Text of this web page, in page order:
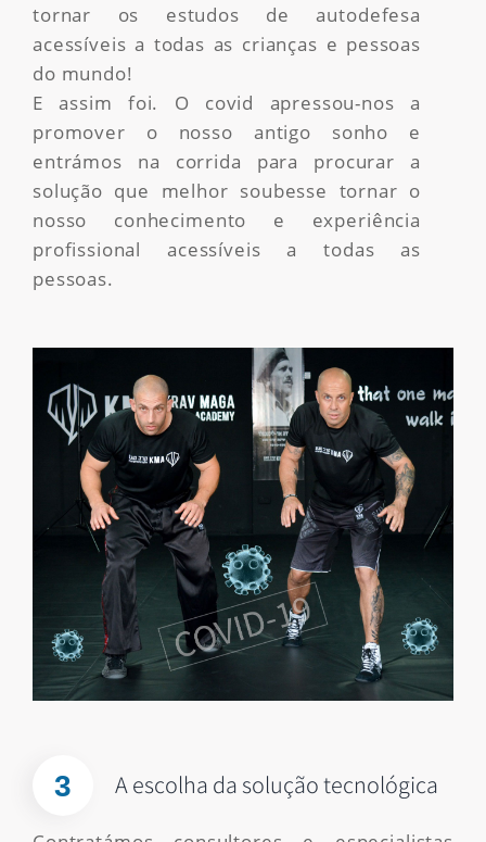
tornar os estudos de autodefesa
acessíveis a todas as crianças e pessoas
do mundo!
E assim foi. O covid apressou-nos a
promover o nosso antigo sonho e
entrámos na corrida para procurar a
solução que melhor soubesse tornar o
nosso conhecimento e experiência
profissional acessíveis a todas as
pessoas.
3 A escolha da solução tecnológica